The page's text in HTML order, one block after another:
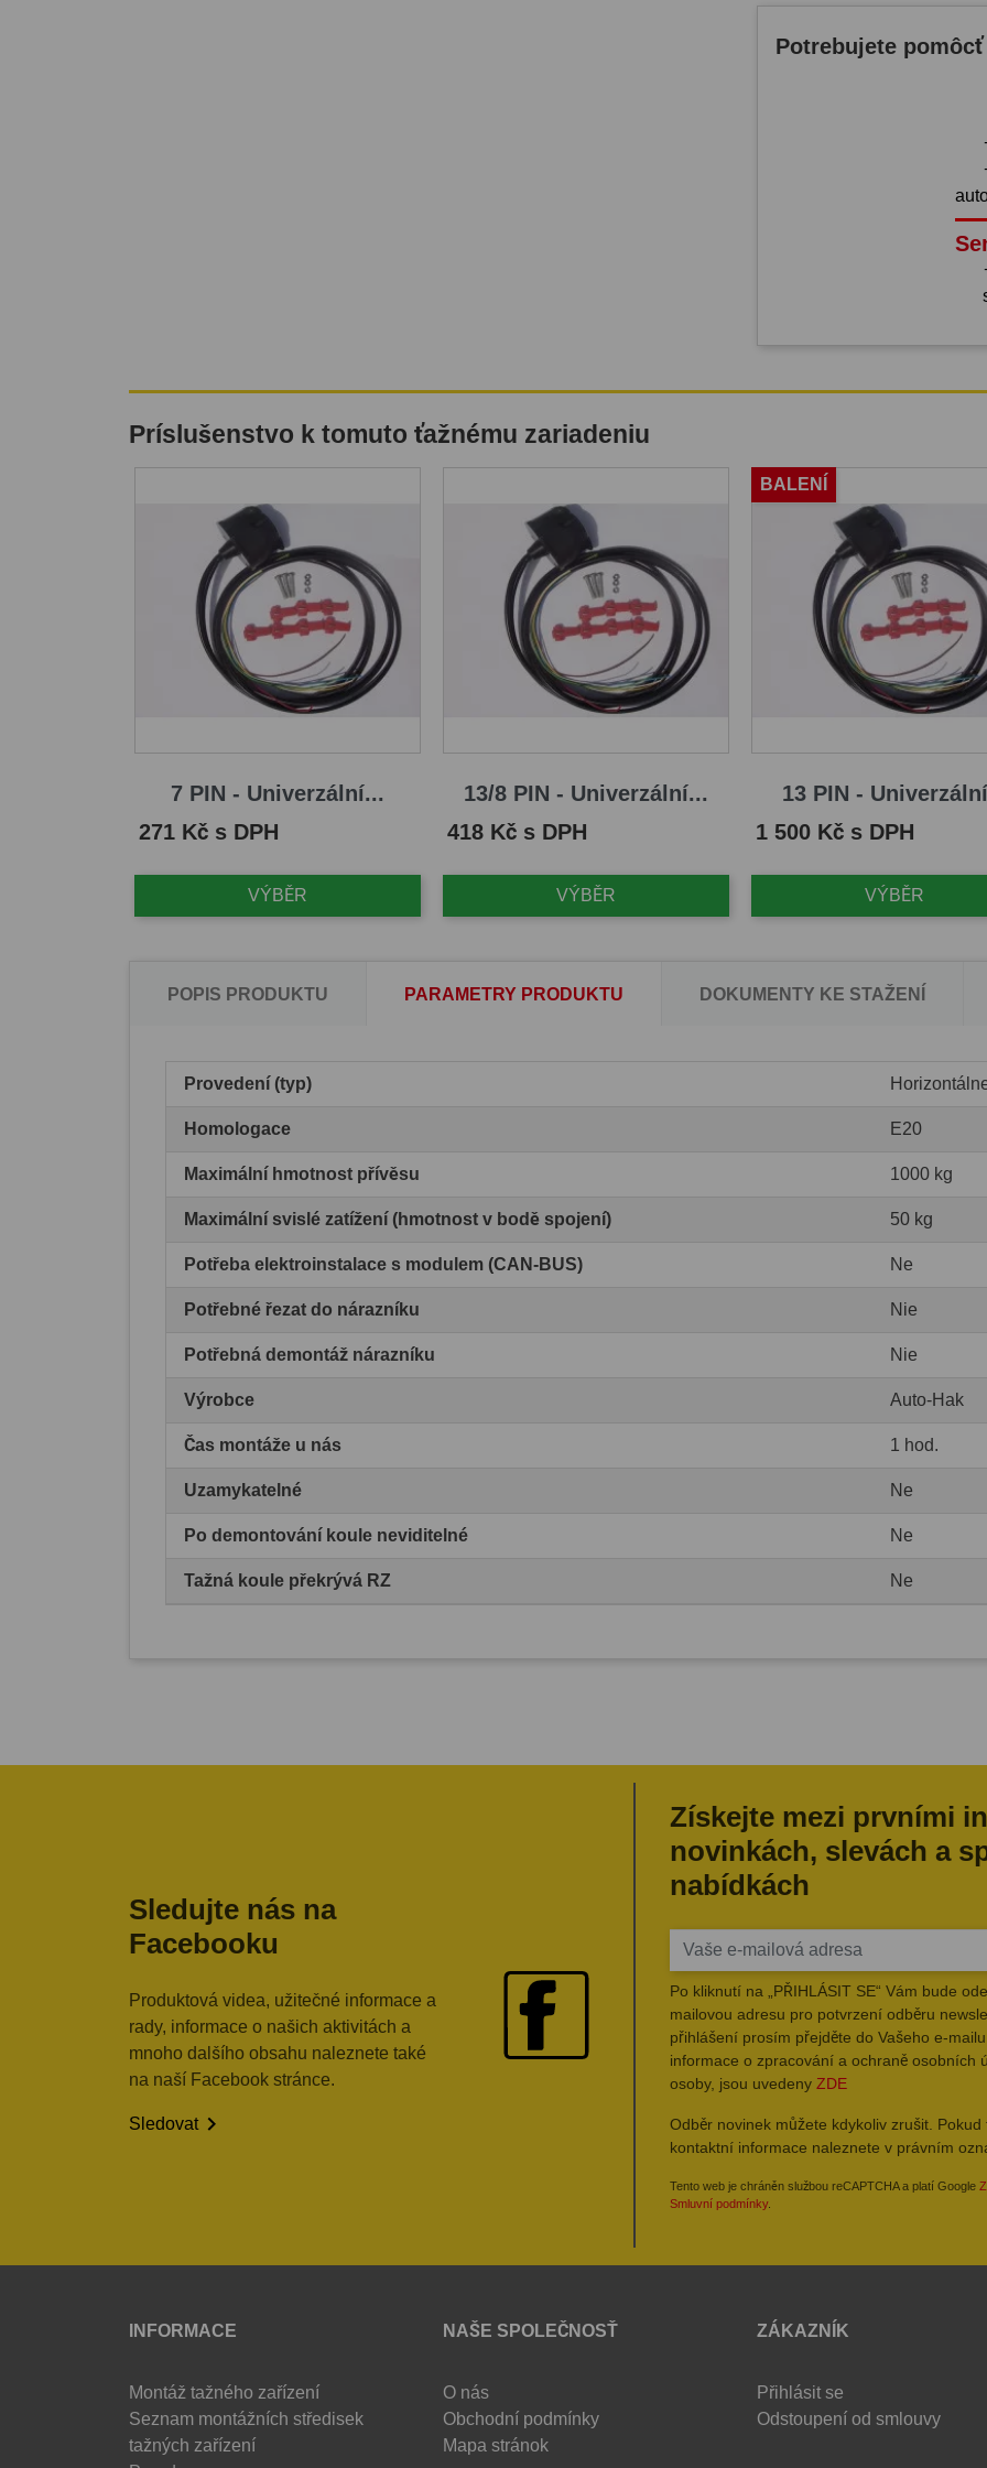
Potrebujete
Príslušenstvo k tomuto ťažnému zariadeniu
7 PIN - Univerzální...
Cena
271 Kč s DPH
VÝBĚR
13/8 PIN - Univerzální...
Cena
418 Kč s DPH
VÝBĚR
13 PIN -
Cena
1 500 Kč s DPH
VÝBĚR
BALENÍ
POPIS PRODUKTU PARAMETRY PRODUKTU DOKUMENTY KE STAŽENÍ
Provedení (typ)
Homologace E20
Maximální hmotnost přívěsu 1000 kg
Maximální svislé zatížení (hmotnost v bodě spojení) 50 kg
Potřeba elektroinstalace s modulem (CAN-BUS) Ne
Potřebné řezat do nárazníku Nie
Potřebná demontáž nárazníku Nie
Výrobce Auto-Hak
Čas montáže u nás 1 hod.
Uzamykatelné Ne
Po demontování koule neviditelné Ne
Tažná koule překrývá RZ Ne
Sledujte nás na
Facebooku
Produktová videa, užitečné informace a
rady, informace o našich aktivitách a
mnoho dalšího obsahu naleznete také
na naší Facebook stránce.
Sledovat
Získejte mezi prvními
novinkách, slevách a
nabídkách
Po kliknutí na „PŘIHLÁSIT SE“ Vám bude
mailovou adresu pro potvrzení odběru
přihlášení prosím přejděte do Vašeho e-
informace o zpracování a ochraně osobních
osoby, jsou uvedeny ZDE
Odběr novinek můžete kdykoliv zrušit.
kontaktní informace naleznete v právním
Tento web je chráněn službou reCAPTCHA a platí Google
Smluvní podmínky.
INFORMACE
Montáž tažného zařízení
Seznam montážních středisek
tažných zařízení
NAŠE SPOLEČNOSŤ
O nás
Obchodní podmínky
Mapa stránok
ZÁKAZNÍK
Přihlásit se
Odstoupení od smlouvy